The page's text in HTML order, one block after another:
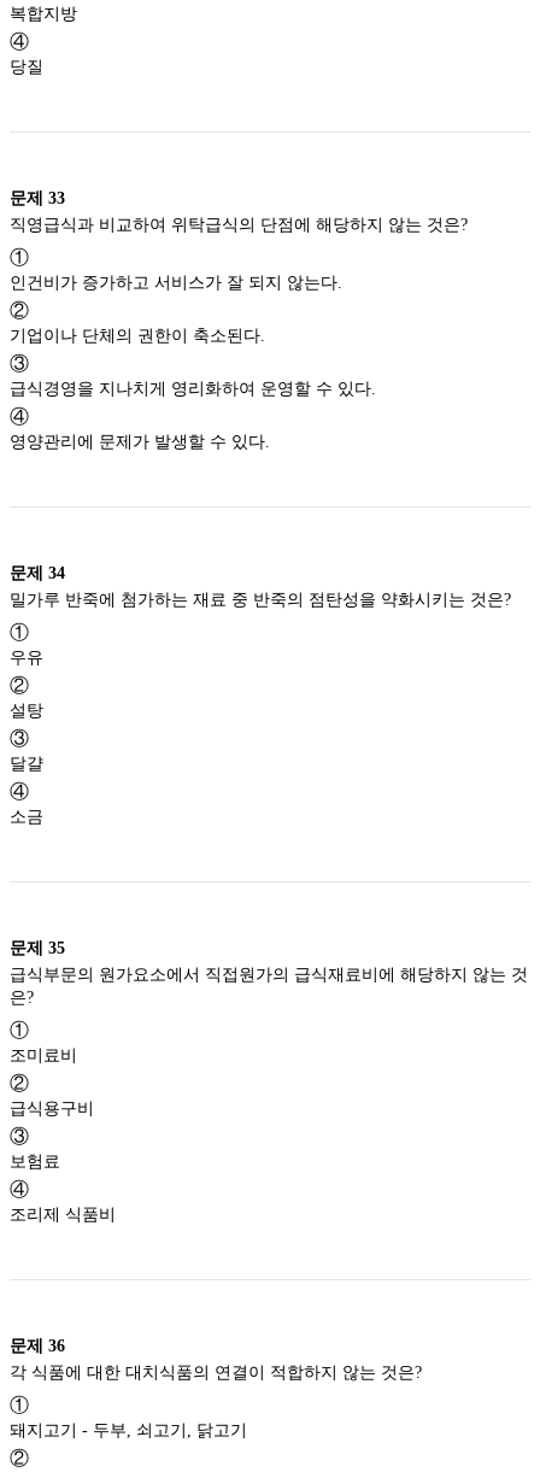
복합지방
④
당질
문제 33
직영급식과 비교하여 위탁급식의 단점에 해당하지 않는 것은?
①
인건비가 증가하고 서비스가 잘 되지 않는다.
②
기업이나 단체의 권한이 축소된다.
③
급식경영을 지나치게 영리화하여 운영할 수 있다.
④
영양관리에 문제가 발생할 수 있다.
문제 34
밀가루 반죽에 첨가하는 재료 중 반죽의 점탄성을 약화시키는 것은?
①
우유
②
설탕
③
달걀
④
소금
문제 35
급식부문의 원가요소에서 직접원가의 급식재료비에 해당하지 않는 것
은?
①
조미료비
②
급식용구비
③
보험료
④
조리제 식품비
문제 36
각 식품에 대한 대치식품의 연결이 적합하지 않는 것은?
①
돼지고기 - 두부, 쇠고기, 닭고기
②